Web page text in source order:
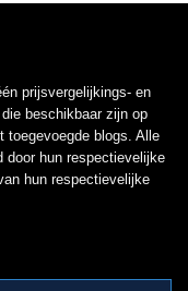
prijsvergelijkings- en
beschikbaar zijn op
toegevoegde blogs. Alle
door hun respectievelijke
hun respectievelijke